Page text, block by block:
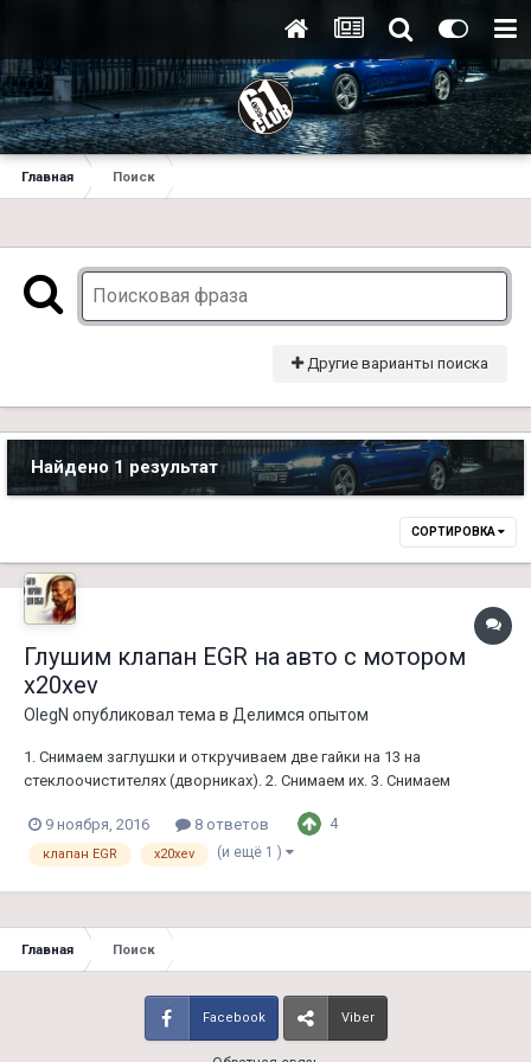
Главная Поиск
Другие варианты поиска
Найдено 1 результат
СОРТИРОВКА
Глушим клапан EGR на авто с мотором
x20xev
OlegN опубликовал тема в Делимся опытом
1. Снимаем заглушки и откручиваем две гайки на 13 на
стеклоочистителях (дворниках). 2. Снимаем их. 3. Снимаем
Торксом на Т45 откручиваем два винта крепления клапана Вон
наш подопытный 2048x1536(1.28 MB) 5. Отключаем от него
9 ноября, 2016 8 ответов 4
клапан EGR x20xev (и ещё 1 )
Главная Поиск
Facebook Viber